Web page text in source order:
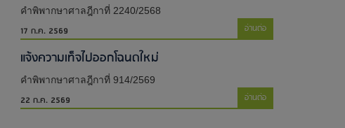
คำพิพากษาศาลฎีกาที่ 2240/2568
17 ก.ค. 2569 อ่านต่อ
แจ้งความเท็จไปออกโฉนดใหม่​
คำพิพากษาศาลฎีกาที่ 914/2569
22 ก.ค. 2569 อ่านต่อ